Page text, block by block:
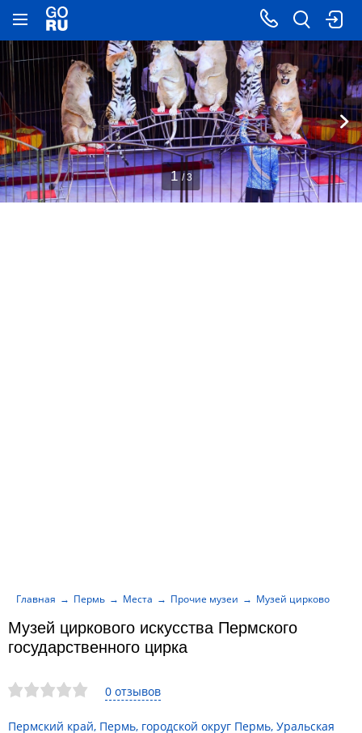
0 отзывов
Пермский край, Пермь, городской округ Пермь, Уральская
Музей циркового искусства Пермского
государственного цирка
Главная Пермь Места Прочие музеи Музей циркового
1 / 3